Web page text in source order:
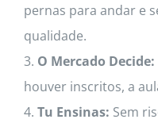
pernas para andar e
qualidade.
3. O Mercado Decide:
houver inscritos, a
4. Tu Ensinas: Sem